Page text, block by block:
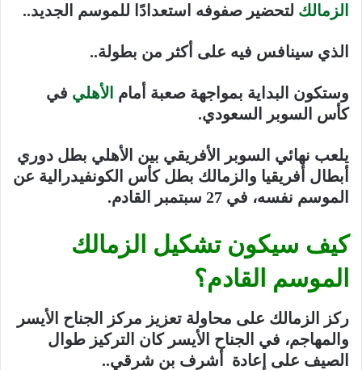
الزمالك لتحضير صفوفه استعدادًا للموسم الجديد..
الذي سينافس فيه على أكثر من بطولة..
وستكون البداية بمواجهة صعبة أمام الأهلي في
كأس السوبر السعودي.
يلعب نهائي السوبر الأفريقي بين الأهلي بطل دوري
أبطال أفريقيا والزمالك بطل كأس الكونفيدرالية عن
الموسم نفسه، في 27 سبتمبر القادم.
كيف سيكون تشكيل الزمالك
الموسم القادم؟
ركز الزمالك على محاولة تعزيز مركز الجناح الأيسر
والمهاجم، في الجناح الأيسر كان التركيز طوال
الصيف على إعادة أشرف بن شرقي..